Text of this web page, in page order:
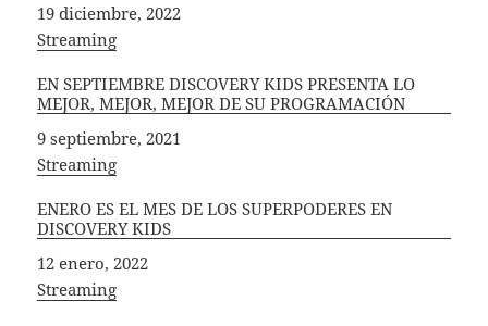
Fecha
19 diciembre, 2022
In relation to
Streaming
EN SEPTIEMBRE DISCOVERY KIDS PRESENTA LO
MEJOR, MEJOR, MEJOR DE SU PROGRAMACIÓN
Fecha
9 septiembre, 2021
In relation to
Streaming
ENERO ES EL MES DE LOS SUPERPODERES EN
DISCOVERY KIDS
Fecha
12 enero, 2022
In relation to
Streaming